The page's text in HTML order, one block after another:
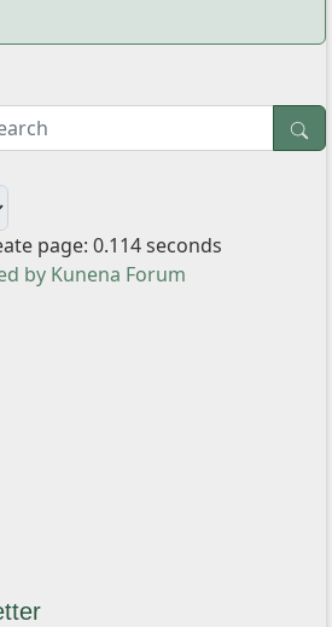
page: 0.114 seconds
by Kunena Forum